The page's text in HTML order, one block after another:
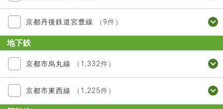
京都丹後鉄道宮豊線 （9件）
地下鉄
京都市烏丸線 （1,332件）
京都市東西線 （1,225件）